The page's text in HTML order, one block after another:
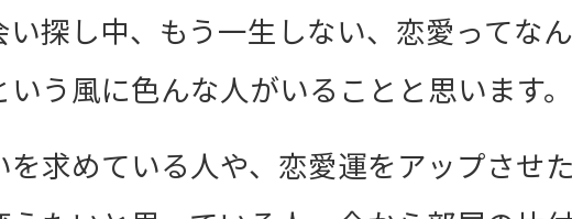
探し中、もう一生しない、恋愛ってな
う風に色んな人がいることと思います。
求めている人や、恋愛運をアップさせ